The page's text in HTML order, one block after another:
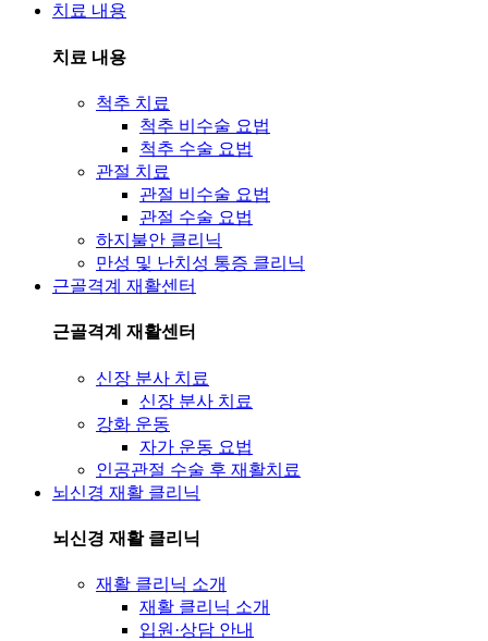
치료 내용
치료 내용
척추 치료
척추 비수술 요법
척추 수술 요법
관절 치료
관절 비수술 요법
관절 수술 요법
하지불안 클리닉
만성 및 난치성 통증 클리닉
근골격계 재활센터
근골격계 재활센터
신장 분사 치료
신장 분사 치료
강화 운동
자가 운동 요법
인공관절 수술 후 재활치료
뇌신경 재활 클리닉
뇌신경 재활 클리닉
재활 클리닉 소개
재활 클리닉 소개
입원·상담 안내